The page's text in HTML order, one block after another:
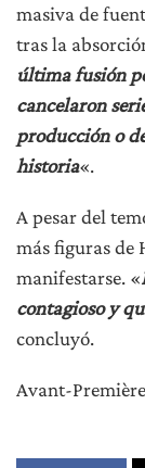
masiva de
tras la
última fusión
cancelaron
producción o
historia«.
A pesar del
más figuras de
manifestarse. «
contagioso y
concluyó.
Avant-